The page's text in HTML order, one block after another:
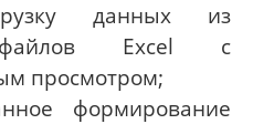
данных из
файлов Excel с
просмотром;
формирование